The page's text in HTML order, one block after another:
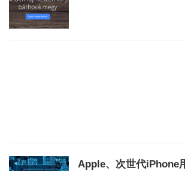
Apple、次世代iPhone